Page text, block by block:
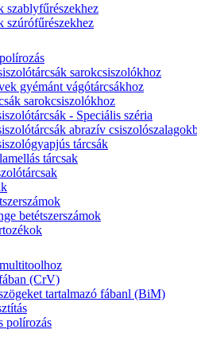
szablyfűrészekhez
szúrófűrészekhez
sarokcsiszolókhoz
gyémánt vágótárcsákhoz
sarokcsiszolókhoz
- Speciális széria
abrazív
tárcsák
tárcsak
betétszerszámok
(CrV)
tartalmazó fábanl (BiM)
polírozás